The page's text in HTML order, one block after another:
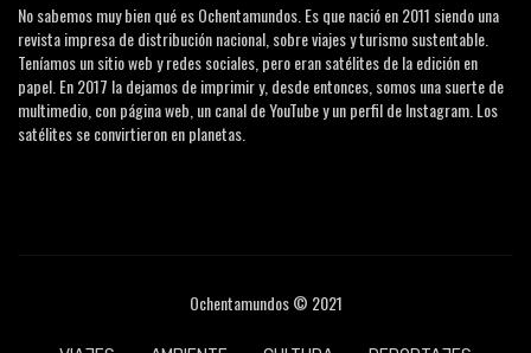
No sabemos muy bien qué es Ochentamundos. Es que nació en 2011 siendo una
revista impresa de distribución nacional, sobre viajes y turismo sustentable.
Teníamos un sitio web y redes sociales, pero eran satélites de la edición en
papel. En 2017 la dejamos de imprimir y, desde entonces, somos una suerte de
multimedio, con página web, un canal de YouTube y un perfil de Instagram. Los
satélites se convirtieron en planetas.
Ochentamundos © 2021